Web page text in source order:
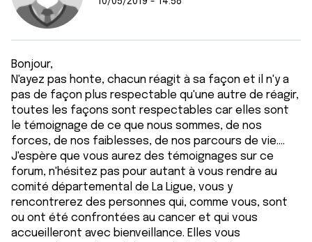
Bonjour,
N'ayez pas honte, chacun réagit à sa façon et il n'y a
pas de façon plus respectable qu'une autre de réagir,
toutes les façons sont respectables car elles sont
le témoignage de ce que nous sommes, de nos
forces, de nos faiblesses, de nos parcours de vie....
J'espère que vous aurez des témoignages sur ce
forum, n'hésitez pas pour autant à vous rendre au
comité départemental de La Ligue, vous y
rencontrerez des personnes qui, comme vous, sont
ou ont été confrontées au cancer et qui vous
accueilleront avec bienveillance. Elles vous